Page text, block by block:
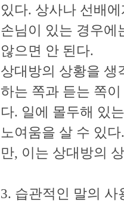
있다. 상사나 선배
손님이 있는 경우에
않으면 안 된다.
상대방의 상황을 생
하는 쪽과 듣는 쪽
다. 일에 몰두해 있
노여움을 살 수 있
만, 이는 상대방의
3. 습관적인 말의 사